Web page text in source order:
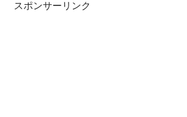
スポンサーリンク